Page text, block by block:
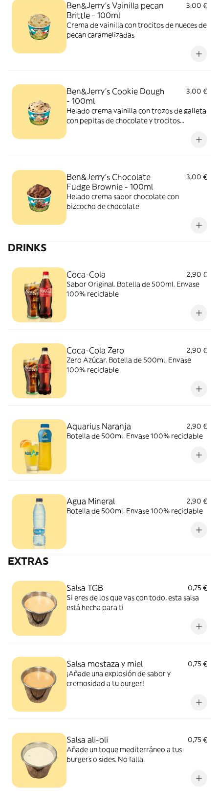
Ben&Jerry’s Vainilla pecan
Brittle - 100ml
3,00 €
Crema de vainilla con trocitos de nueces de
pecan caramelizadas
Ben&Jerry’s Cookie Dough
- 100ml
3,00 €
Helado crema vainilla con trozos de galleta
con pepitas de chocolate y trocitos
Ben&Jerry’s Chocolate
Fudge Brownie - 100ml
3,00 €
Helado crema sabor chocolate con
bizcocho de chocolate
DRINKS
Coca-Cola
2,90 €
Sabor Original. Botella de 500ml. Envase
100% reciclable
Coca-Cola Zero
2,90 €
Zero Azúcar. Botella de 500ml. Envase
100% reciclable
Aquarius Naranja
2,90 €
Botella de 500ml. Envase 100% reciclable
Agua Mineral
2,90 €
Botella de 500ml. Envase 100% reciclable
EXTRAS
Salsa TGB
0,75 €
Si eres de los que vas con todo, esta salsa
está hecha para ti
Salsa mostaza y miel
0,75 €
¡Añade una explosión de sabor y
cremosidad a tu burger!
Salsa ali-oli
0,75 €
Añade un toque mediterráneo a tus
burgers o sides. No falla.